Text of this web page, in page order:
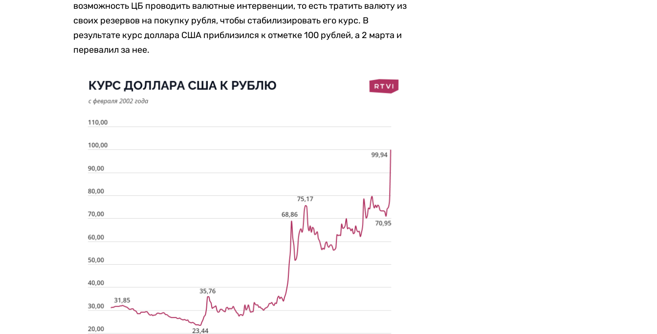
возможность ЦБ проводить валютные интервенции, то есть тратить валюту из
своих резервов на покупку рубля, чтобы стабилизировать его курс. В
результате курс доллара США приблизился к отметке 100 рублей, а 2 марта и
перевалил за нее.